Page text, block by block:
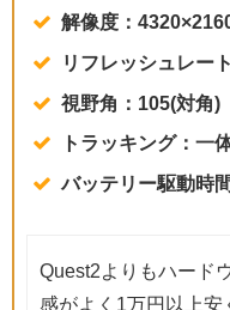
解像度：
リフレッシュレー
視野角：105(対角)
トラッキング：一
バッテリー駆動時
Quest2よりもハード
感がよく1万円以上安